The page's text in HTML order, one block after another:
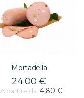
Mortadella
24,00 €
A partire da: 4,80 €